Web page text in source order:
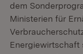
dem
Ministerien für
Energiewirtschaft